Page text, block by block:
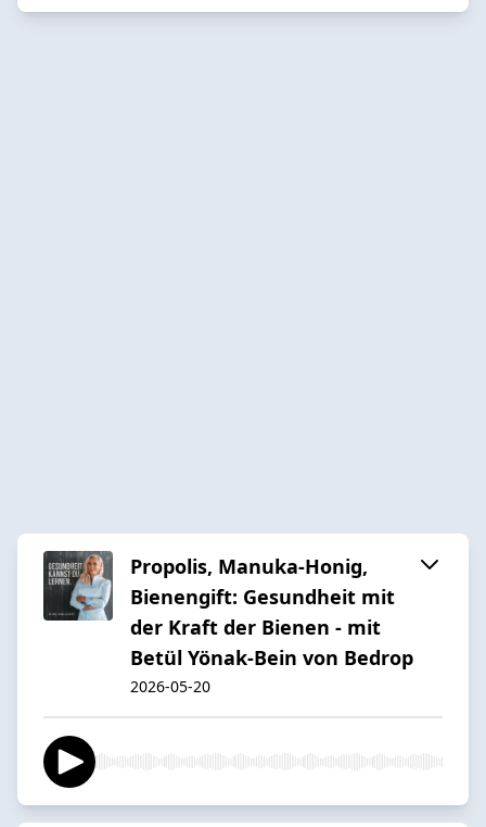
Propolis, Manuka-Honig,
Bienengift: Gesundheit mit
der Kraft der Bienen - mit
Betül Yönak-Bein von Bedrop
2026-05-20